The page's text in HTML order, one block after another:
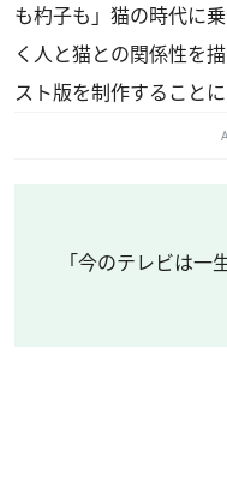
も杓子も」猫の時代に
く人と猫との関係性を
スト版を制作することに
「今のテレビは